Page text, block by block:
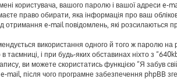
користувача, вашого паролю і вашої адреси e-
право обирати, яка інформація про ваш
отримання e-mail повідомлень, які
використання одного й того ж паролю
і при будь-яких обставинах ніхто з
ви можете скористатись функцією “Я забув
після чого програмне забезпечення phpBB